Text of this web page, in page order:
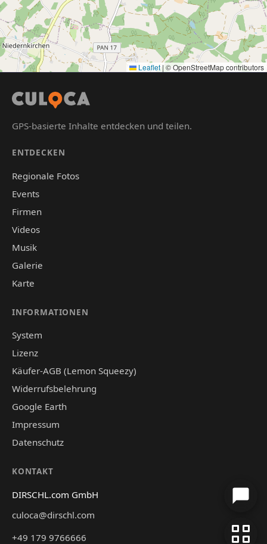
Leaflet | © OpenStreetMap contributors
GPS-basierte Inhalte entdecken und teilen.
ENTDECKEN
Regionale Fotos
Events
Firmen
Videos
Musik
Galerie
Karte
INFORMATIONEN
System
Lizenz
Käufer-AGB (Lemon Squeezy)
Widerrufsbelehrung
Google Earth
Impressum
Datenschutz
KONTAKT
DIRSCHL.com GmbH
culoca@dirschl.com
+49 179 9766666